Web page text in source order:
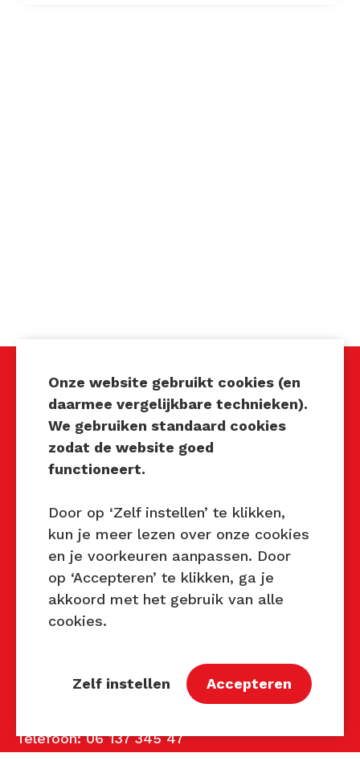
Techniek Tastbaar
Mocht u interesse hebben om
Techniek Tastbaar in uw regio
vragen over dit evenement,
neem dan contact met ons op
via de gegevens.
Privacy Beleid
Contact
Telefoon: 06 137 345 47
Onze website gebruikt cookies (en
daarmee vergelijkbare technieken).
We gebruiken standaard cookies
zodat de website goed
functioneert.
Door op ‘Zelf instellen’ te klikken,
kun je meer lezen over onze cookies
en je voorkeuren aanpassen. Door
op ‘Accepteren’ te klikken, ga je
akkoord met het gebruik van alle
cookies.
Zelf instellen Accepteren